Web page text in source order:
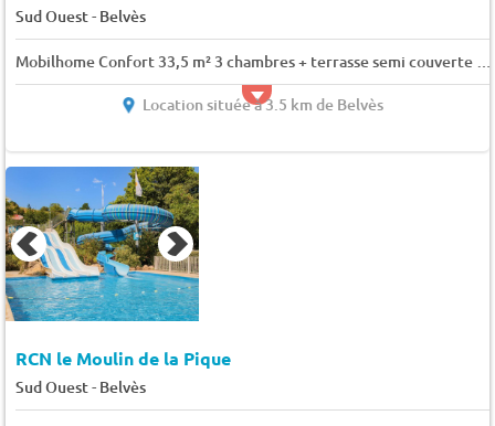
Sud Ouest- Belvès
Location située à 3.5 km de Belvès
RCN le Moulin de la Pique
Sud Ouest- Belvès